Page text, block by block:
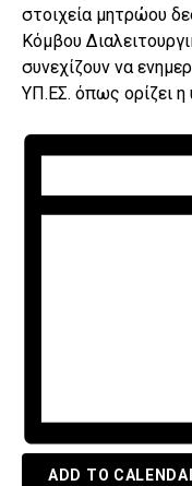
στοιχεία μητρώου
Κόμβου
συνεχίζουν να
ΥΠ.ΕΣ. όπως ορίζει η
ADD TO